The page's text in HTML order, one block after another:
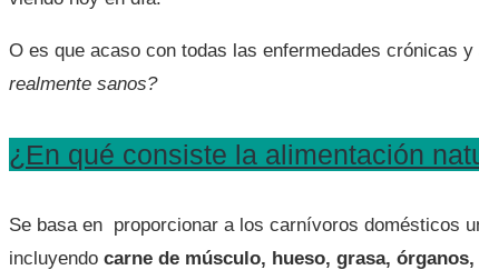
O es que acaso con todas las enfermedades crónicas
realmente sanos?
¿En qué consiste la alimentación
Se basa en proporcionar a los carnívoros domésticos
incluyendo carne de músculo, hueso, grasa,